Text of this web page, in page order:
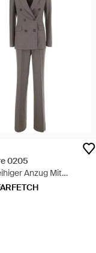
0205
Anzug Mit
- Grau